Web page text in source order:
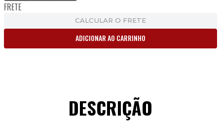
FRETE
CALCULAR O FRETE
ADICIONAR AO CARRINHO
DESCRIÇÃO